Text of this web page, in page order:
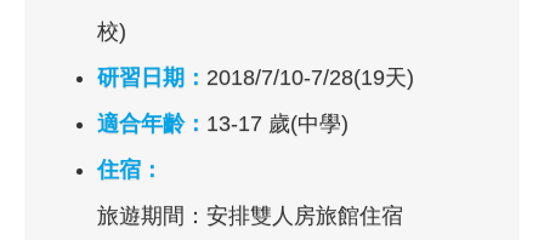
校)
研習日期： 2018/7/10-7/28(19天)
適合年齡： 13-17 歲(中學)
住宿：
旅遊期間：安排雙人房旅館住宿